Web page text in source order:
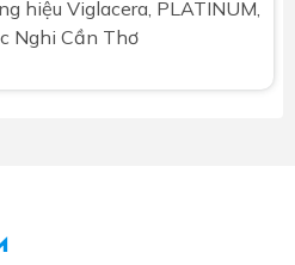
hiệu Viglacera, PLATINUM,
Nghi Cần Thơ